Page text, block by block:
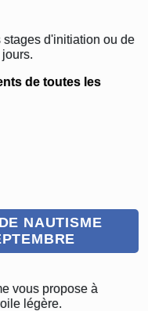
d'initiation ou de
de toutes les
NAUTISME
vous propose à
légère.